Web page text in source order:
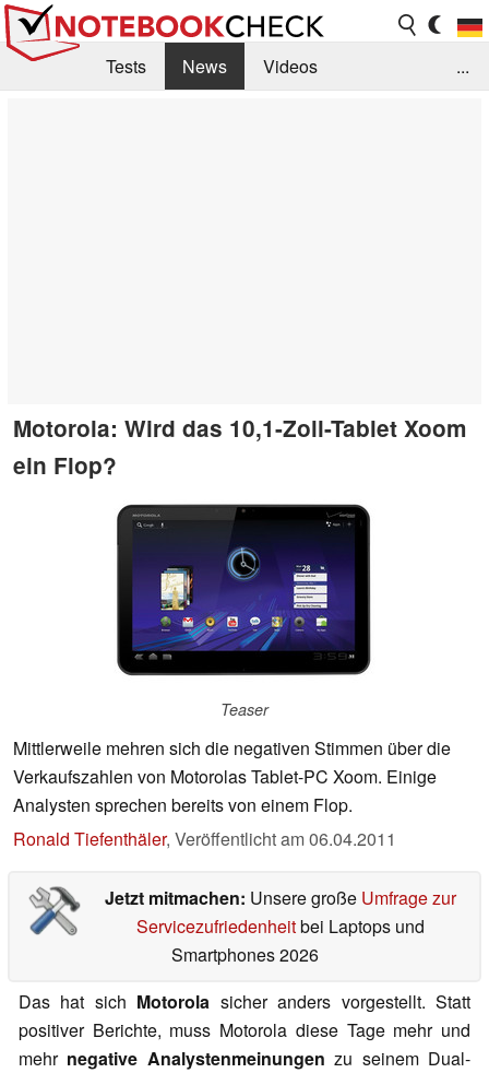
Tests News
Videos
...
Motorola: Wird das 10,1-Zoll-Tablet Xoom
ein Flop?
Teaser
Mittlerweile mehren sich die negativen Stimmen über die
Verkaufszahlen von Motorolas Tablet-PC Xoom. Einige
Analysten sprechen bereits von einem Flop.
Ronald Tiefenthäler, Veröffentlicht am06.04.2011
Jetzt mitmachen: Unsere große Umfrage zur
Servicezufriedenheitbei Laptops und
Smartphones 2026
Das hat sich Motorola sicher anders vorgestellt. Statt
positiver Berichte, muss Motorola diese Tage mehr und
mehr negative Analystenmeinungen zu seinem Dual-